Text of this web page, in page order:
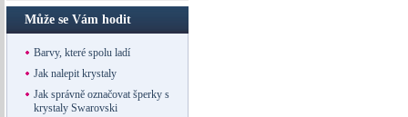
Může se Vám hodit
Barvy, které spolu ladí
Jak nalepit krystaly
Jak správně označovat šperky s
krystaly Swarovski